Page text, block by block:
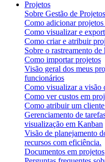
Projetos
Sobre Gestão de Projetos
Como adicionar
Como visualizar e
Como criar e atribuir
Sobre o rastreamento
Como importar projetos
Visão geral dos meus
funcionários
Como visualizar a visão
Como ver custos em
Como atribuir um
Gerenciamento de
visualização em Kanban
Visão de planejamento
recursos com eficiência.
Documentos em projetos